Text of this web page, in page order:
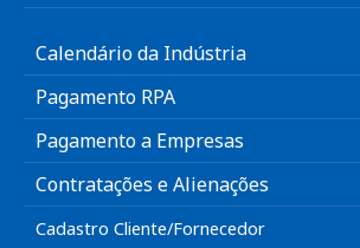
Calendário da Indústria
Pagamento RPA
Pagamento a Empresas
Contratações e Alienações
Cadastro Cliente/Fornecedor